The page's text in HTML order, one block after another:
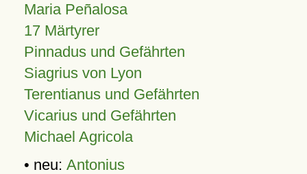
Maria Peñalosa
17 Märtyrer
Pinnadus und Gefährten
Siagrius von Lyon
Terentianus und Gefährten
Vicarius und Gefährten
Michael Agricola
• neu: Antonius